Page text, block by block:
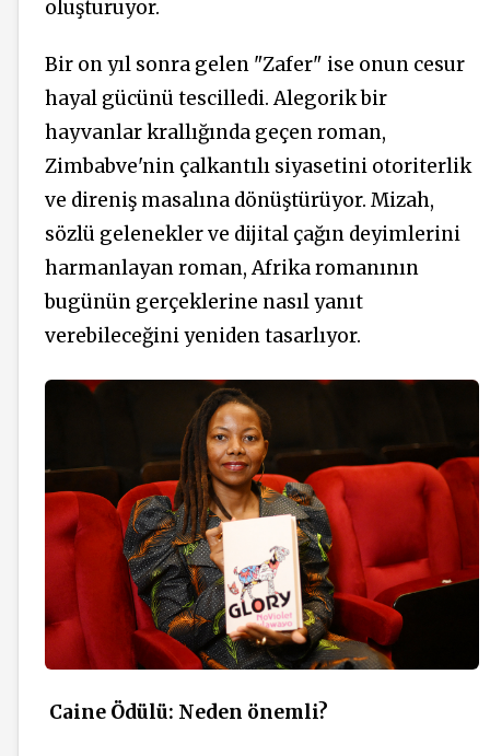
oluşturuyor.
Bir on yıl sonra gelen "Zafer" ise onun cesur
hayal gücünü tescilledi. Alegorik bir
hayvanlar krallığında geçen roman,
Zimbabve'nin çalkantılı siyasetini otoriterlik
ve direniş masalına dönüştürüyor. Mizah,
sözlü gelenekler ve dijital çağın deyimlerini
harmanlayan roman, Afrika romanının
bugünün gerçeklerine nasıl yanıt
verebileceğini yeniden tasarlıyor.
Caine Ödülü: Neden önemli?